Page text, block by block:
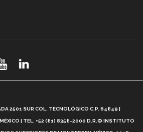
el Modelo Educativo Tec? (video)
2501 SUR COL. TECNOLÓGICO C.P. 64849 |
MÉXICO | TEL. +52 (81) 8358-2000 D.R.© INSTITUTO